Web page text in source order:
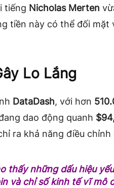
tiếng Nicholas Merten
tiền này có thể đối mặt
Lo Lắng
DataDash, với hơn
dao động quanh
ra khả năng điều chỉnh
thấy những dấu hiệu
và chỉ số kinh tế vĩ mô